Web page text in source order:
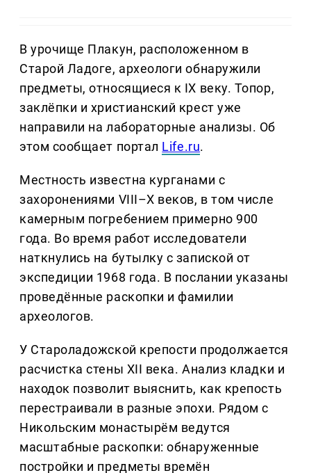
В урочище Плакун, расположенном в
Старой Ладоге, археологи обнаружили
предметы, относящиеся к IX веку. Топор,
заклёпки и христианский крест уже
направили на лабораторные анализы. Об
этом сообщает портал Life.ru.
Местность известна курганами с
захоронениями VIII–X веков, в том числе
камерным погребением примерно 900
года. Во время работ исследователи
наткнулись на бутылку с запиской от
экспедиции 1968 года. В послании указаны
проведённые раскопки и фамилии
археологов.
У Староладожской крепости продолжается
расчистка стены XII века. Анализ кладки и
находок позволит выяснить, как крепость
перестраивали в разные эпохи. Рядом с
Никольским монастырём ведутся
масштабные раскопки: обнаруженные
постройки и предметы времён